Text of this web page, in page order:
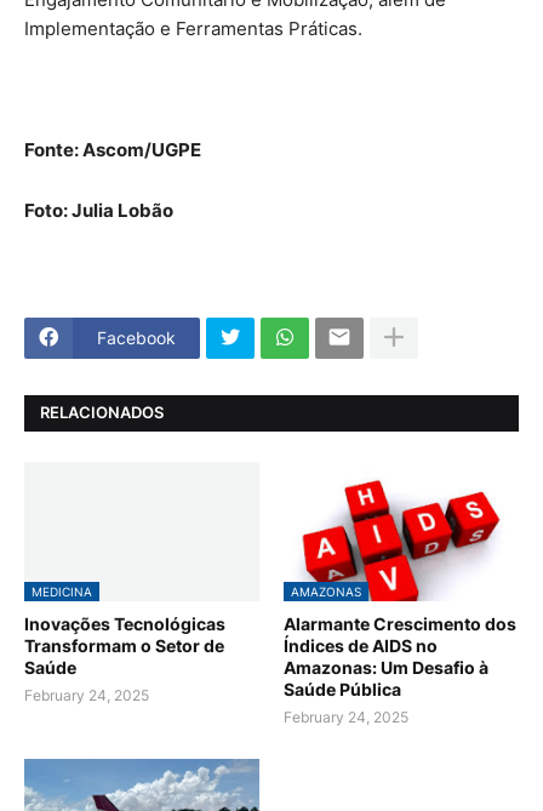
Implementação e Ferramentas Práticas.
Fonte: Ascom/UGPE
Foto: Julia Lobão
Facebook
RELACIONADOS
MEDICINA
Inovações Tecnológicas
Transformam o Setor de
Saúde
February 24, 2025
AMAZONAS
Alarmante Crescimento dos
Índices de AIDS no
Amazonas: Um Desafio à
Saúde Pública
February 24, 2025